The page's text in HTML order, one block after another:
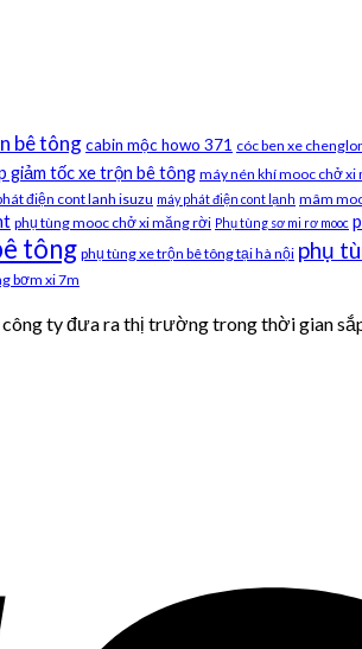
bê tôngcabin mộc howo 371 cóc ben xe
giảm tốc xe trộn bê tông máy nén khí mooc chở xi
điện cont lanh isuzu máy phát điện cont lạnh mâm
phụ tùng mooc chở xi măng rời Phụ tùng sơ mi rơ mooc
tông phụ tùng xe trộn bê tông tại hà nội phụ
bơm xi 7m
ty đưa ra thị trường trong thời gian